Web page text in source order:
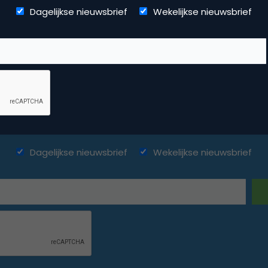
Dagelijkse nieuwsbrief Wekelijkse nieuwsbrief
Dagelijkse nieuwsbrief Wekelijkse nieuwsbrief